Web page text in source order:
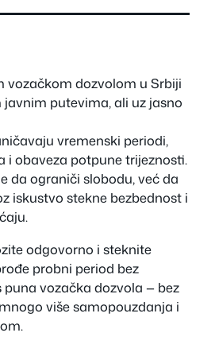
vozačkom dozvolom u Srbiji
putevima, ali uz jasno
vremenski periodi,
i obaveza potpune trijeznosti.
da ograniči slobodu, već da
iskustvo stekne bezbednost i
odgovorno i steknite
probni period bez
puna vozačka dozvola — bez
više samopouzdanja i